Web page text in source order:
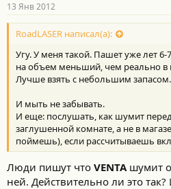
13 Янв 2012
RoadLASER написал(а):
Угу. У меня такой. Пашет уже лет
на объем меньший, чем реально в
Лучше взять с небольшим запасом.
И мыть не забывать.
И еще: послушать, как шумит
заглушенной комнате, а не в
поймешь), если рассчитываешь
Люди пишут что VENTA шумит
ней. Действительно ли это так?